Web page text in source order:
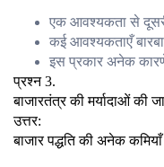
एक आवश्यकता से
कई आवश्यकताएँ
इस प्रकार अनेक
प्रश्न 3.
बाजारतंत्र की मर्यादाओं की
उत्तर:
बाजार पद्धति की अनेक